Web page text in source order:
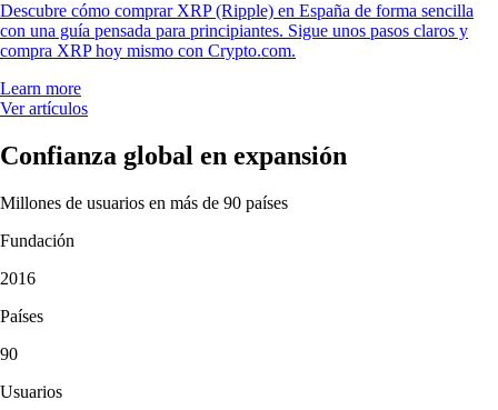
Descubre cómo comprar XRP (Ripple) en España de forma sencilla
con una guía pensada para principiantes. Sigue unos pasos claros y
compra XRP hoy mismo con Crypto.com.
Learn more
Ver artículos
Confianza global en expansión
Millones de usuarios en más de 90 países
Fundación
2016
Países
90
Usuarios